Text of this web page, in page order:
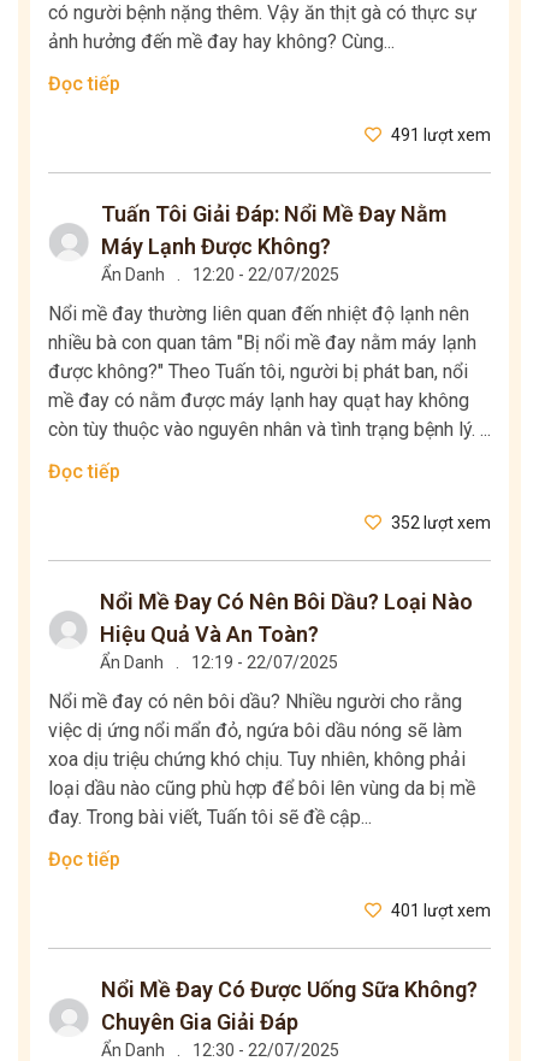
có người bệnh nặng thêm. Vậy ăn thịt gà có thực sự
ảnh hưởng đến mề đay hay không? Cùng...
Đọc tiếp
491 lượt xem
Tuấn Tôi Giải Đáp: Nổi Mề Đay Nằm
Máy Lạnh Được Không?
Ẩn Danh 12:20 - 22/07/2025
Nổi mề đay thường liên quan đến nhiệt độ lạnh nên
nhiều bà con quan tâm "Bị nổi mề đay nằm máy lạnh
được không?" Theo Tuấn tôi, người bị phát ban, nổi
mề đay có nằm được máy lạnh hay quạt hay không
còn tùy thuộc vào nguyên nhân và tình trạng bệnh lý. ...
Đọc tiếp
352 lượt xem
Nổi Mề Đay Có Nên Bôi Dầu? Loại Nào
Hiệu Quả Và An Toàn?
Ẩn Danh 12:19 - 22/07/2025
Nổi mề đay có nên bôi dầu? Nhiều người cho rằng
việc dị ứng nổi mẩn đỏ, ngứa bôi dầu nóng sẽ làm
xoa dịu triệu chứng khó chịu. Tuy nhiên, không phải
loại dầu nào cũng phù hợp để bôi lên vùng da bị mề
đay. Trong bài viết, Tuấn tôi sẽ đề cập...
Đọc tiếp
401 lượt xem
Nổi Mề Đay Có Được Uống Sữa Không?
Chuyên Gia Giải Đáp
Ẩn Danh 12:30 - 22/07/2025